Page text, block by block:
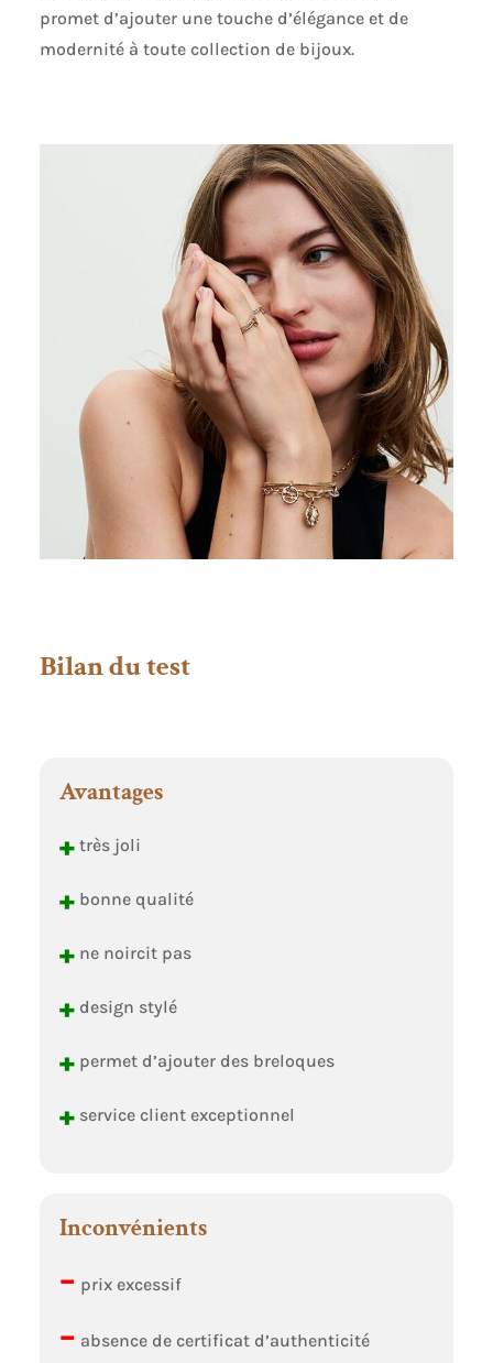
promet d’ajouter une touche d’élégance et de
modernité à toute collection de bijoux.
Bilan du test
Avantages
+très joli
+bonne qualité
+ne noircit pas
+design stylé
+permet d’ajouter des breloques
+service client exceptionnel
Inconvénients
– prix excessif
– absence de certificat d’authenticité